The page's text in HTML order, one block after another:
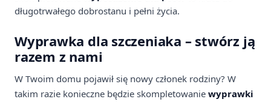
długotrwałego dobrostanu i pełni życia.
Wyprawka dla szczeniaka – stwórz ją
razem z nami
W Twoim domu pojawił się nowy członek rodziny? W
takim razie konieczne będzie skompletowanie wyprawki